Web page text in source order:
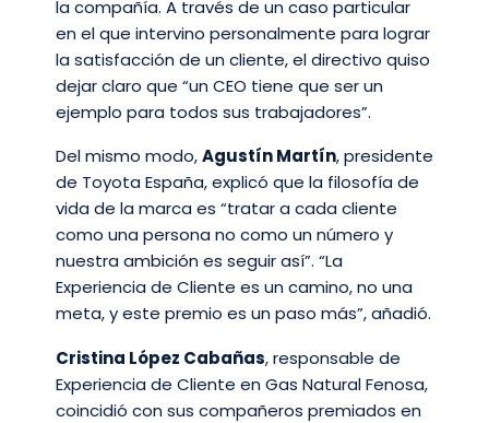
la compañía. A través de un caso particular
en el que intervino personalmente para lograr
la satisfacción de un cliente, el directivo quiso
dejar claro que “un CEO tiene que ser un
ejemplo para todos sus trabajadores”.
Del mismo modo,Agustín Martín, presidente
de Toyota España, explicó que la filosofía de
vida de la marca es “tratar a cada cliente
como una persona no como un número y
nuestra ambición es seguir así”. “La
Experiencia de Cliente es un camino, no una
meta, y este premio es un paso más”, añadió.
Cristina López Cabañas, responsable de
Experiencia de Cliente en Gas Natural Fenosa,
coincidió con sus compañeros premiados en